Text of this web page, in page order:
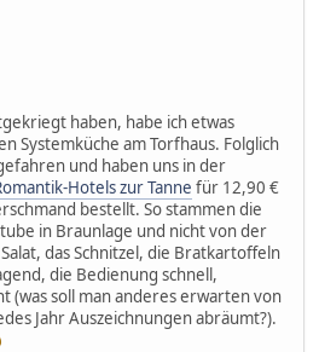
haben, habe ich etwas
Systemküche am Torfhaus. Folglich
und haben uns in der
Hotels zur Tanne für 12,90 €
bestellt. So stammen die
in Braunlage und nicht von der
das Schnitzel, die Bratkartoffeln
die Bedienung schnell,
(was soll man anderes erwarten von
Jahr Auszeichnungen abräumt?).